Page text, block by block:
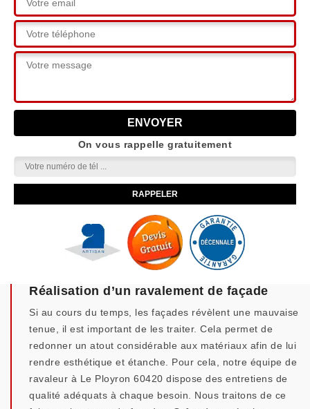
On vous rappelle gratuitement
Réalisation d’un ravalement de façade
Si au cours du temps, les façades révèlent une mauvaise
tenue, il est important de les traiter. Cela permet de
redonner un atout considérable aux matériaux afin de lui
rendre esthétique et étanche. Pour cela, notre équipe de
ravaleur à Le Ployron 60420 dispose des entretiens de
qualité adéquats à chaque besoin. Nous traitons de ce